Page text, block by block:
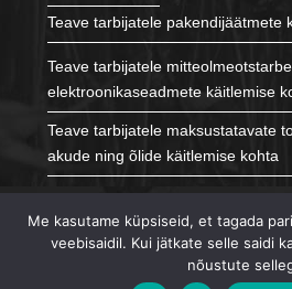
Teave tarbijatele pakendijäätmete
Teave tarbijatele
elektroonikaseadmete käitlemise
Teave tarbijatele maksustatavate
akude ning õlide käitlemise kohta
JÄLGI MEID
Me kasutame küpsiseid, et tagada
veebisaidil. Kui jätkate selle saidi
nõustute